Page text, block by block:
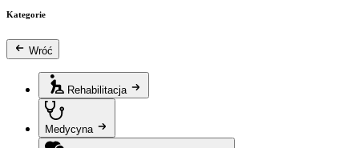
Kategorie
Wróć
Rehabilitacja
Medycyna